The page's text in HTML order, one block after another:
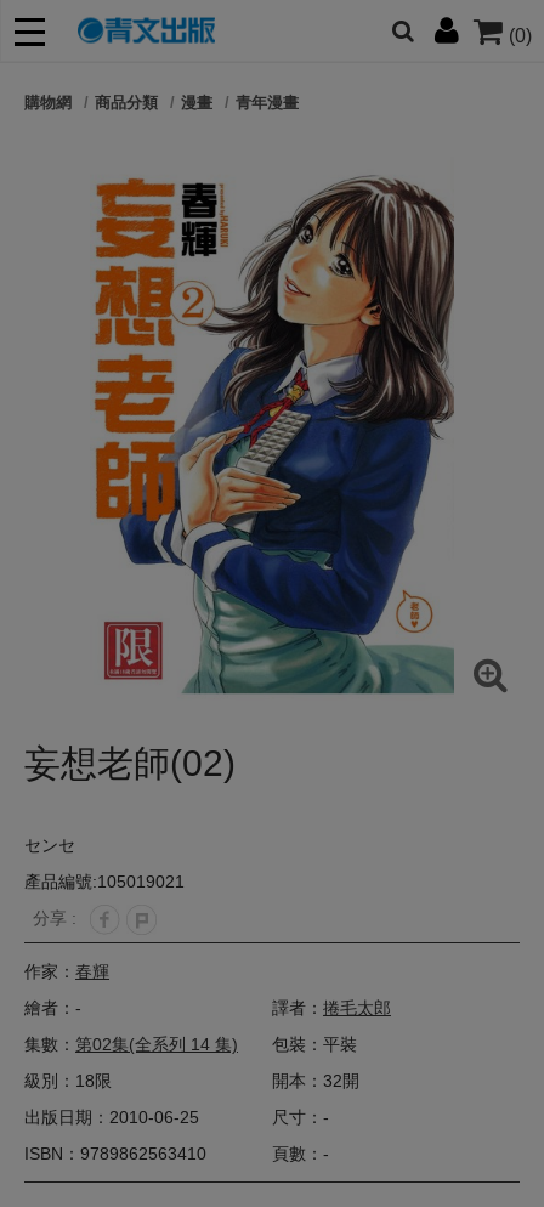
(0)
朋友們，提高警覺！
購物網 商品分類 漫畫 青年漫畫
妄想老師(02)
センセ
產品編號:105019021
分享 :
作家： 春輝
繪者：-
譯者： 捲毛太郎
集數： 第02集(全系列 14 集)
包裝：平裝
級別：18限
開本：32開
出版日期：2010-06-25
尺寸：-
ISBN：9789862563410
頁數：-